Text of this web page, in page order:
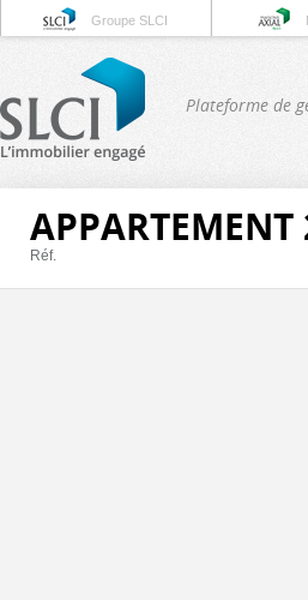
Groupe SLCI
Plateforme de
APPARTEMENT
Réf.